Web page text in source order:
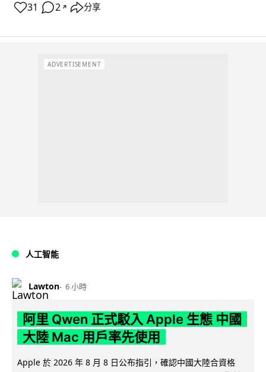
31 2 ↗ 分享
ADVERTISEMENT
人工智能
Lawton 6 小時
阿里 Qwen 正式駁入 Apple 生態 中國
大陸 Mac 用戶率先使用
Apple 於 2026 年 8 月 8 日公布指引，確認中國大陸合資格